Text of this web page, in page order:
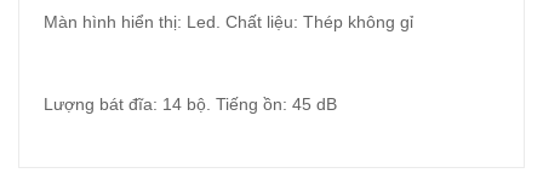
Màn hình hiển thị: Led. Chất liệu: Thép không gỉ
Lượng bát đĩa: 14 bộ. Tiếng ồn: 45 dB